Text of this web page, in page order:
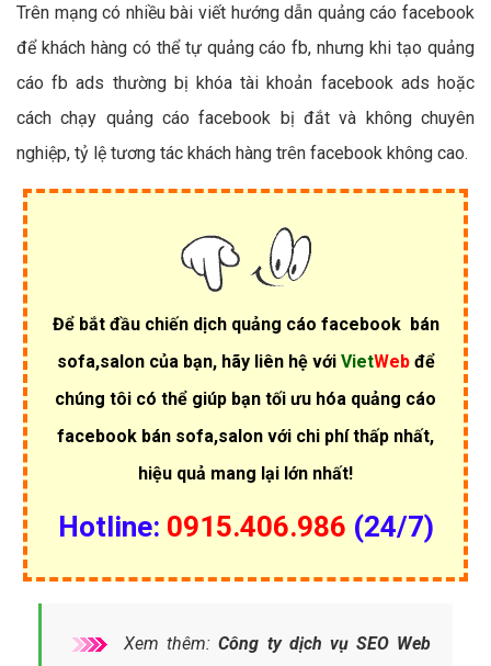
Trên mạng có nhiều bài viết hướng dẫn quảng cáo facebook
để khách hàng có thể tự quảng cáo fb, nhưng khi tạo quảng
cáo fb ads thường bị khóa tài khoản facebook ads hoặc
cách chạy quảng cáo facebook bị đắt và không chuyên
nghiệp, tỷ lệ tương tác khách hàng trên facebook không cao.
Để bắt đầu chiến dịch quảng cáo facebook bán
sofa,salon của bạn, hãy liên hệ với VietWebđể
chúng tôi có thể giúp bạn tối ưu hóa quảng cáo
facebook bán sofa,salon với chi phí thấp nhất,
hiệu quả mang lại lớn nhất!
Hotline: 0915.406.986 (24/7)
Xem thêm:Công ty dịch vụ SEO Web